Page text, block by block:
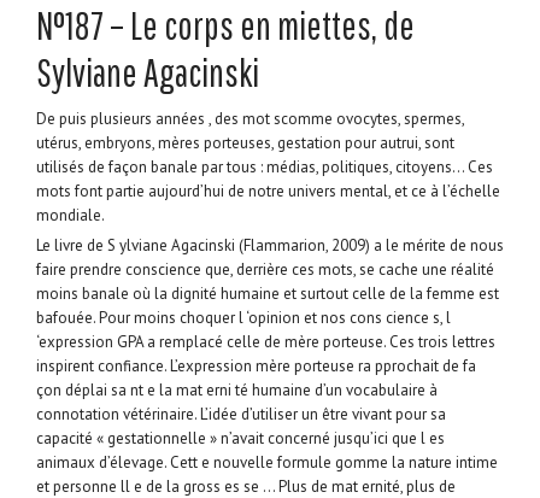
N°187 – Le corps en miettes, de
Sylviane Agacinski
De puis plusieurs années , des mot scomme ovocytes, spermes,
utérus, embryons, mères porteuses, gestation pour autrui, sont
utilisés de façon banale par tous : médias, politiques, citoyens… Ces
mots font partie aujourd’hui de notre univers mental, et ce à l’échelle
mondiale.
Le livre de S ylviane Agacinski (Flammarion, 2009) a le mérite de nous
faire prendre conscience que, derrière ces mots, se cache une réalité
moins banale où la dignité humaine et surtout celle de la femme est
bafouée. Pour moins choquer l ‘opinion et nos cons cience s, l
‘expression GPA a remplacé celle de mère porteuse. Ces trois lettres
inspirent confiance. L’expression mère porteuse ra pprochait de fa
çon déplai sa nt e la mat erni té humaine d’un vocabulaire à
connotation vétérinaire. L’idée d’utiliser un être vivant pour sa
capacité « gestationnelle » n’avait concerné jusqu’ici que l es
animaux d’élevage. Cett e nouvelle formule gomme la nature intime
et personne ll e de la gross es se … Plus de mat ernité, plus de